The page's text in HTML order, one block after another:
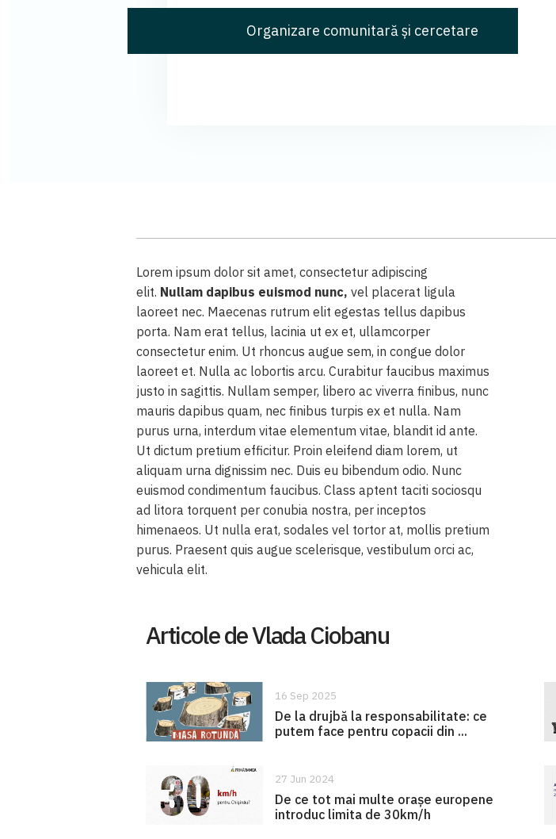
Organizare comunitară și cercetare
Lorem ipsum dolor sit amet, consectetur adipiscing
elit. Nullam dapibus euismod nunc, vel placerat ligula
laoreet nec. Maecenas rutrum elit egestas tellus dapibus
porta. Nam erat tellus, lacinia ut ex et, ullamcorper
consectetur enim. Ut rhoncus augue sem, in congue dolor
laoreet et. Nulla ac lobortis arcu. Curabitur faucibus maximus
justo in sagittis. Nullam semper, libero ac viverra finibus, nunc
mauris dapibus quam, nec finibus turpis ex et nulla. Nam
purus urna, interdum vitae elementum vitae, blandit id ante.
Ut dictum pretium efficitur. Proin eleifend diam lorem, ut
aliquam urna dignissim nec. Duis eu bibendum odio. Nunc
euismod condimentum faucibus. Class aptent taciti sociosqu
ad litora torquent per conubia nostra, per inceptos
himenaeos. Ut nulla erat, sodales vel tortor at, mollis pretium
purus. Praesent quis augue scelerisque, vestibulum orci ac,
vehicula elit.
Articole de Vlada Ciobanu
16 Sep 2025
De la drujbă la responsabilitate: ce
putem face pentru copacii din ...
27 Jun 2024
De ce tot mai multe orașe europene
introduc limita de 30km/h